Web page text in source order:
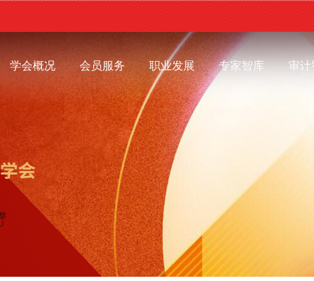
学会概况 会员服务 职业发展 专家智库 审计